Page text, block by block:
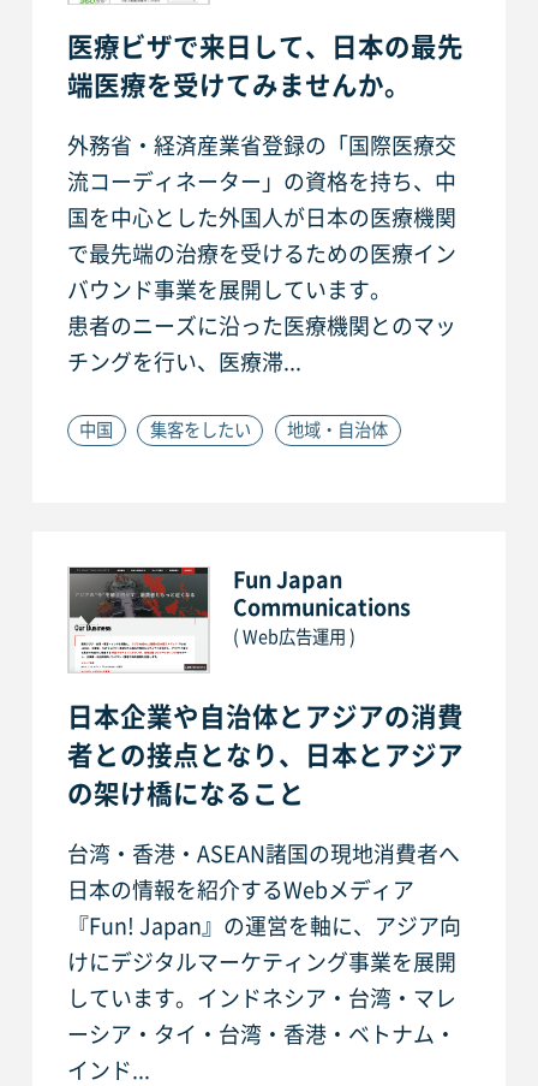
医療ビザで来日して、日本の最先
端医療を受けてみませんか。
外務省・経済産業省登録の「国際医療交
流コーディネーター」の資格を持ち、中
国を中心とした外国人が日本の医療機関
で最先端の治療を受けるための医療イン
バウンド事業を展開しています。
患者のニーズに沿った医療機関とのマッ
チングを行い、医療滞...
中国 集客をしたい 地域・自治体
Fun Japan
Communications
( Web広告運用 )
日本企業や自治体とアジアの消費
者との接点となり、日本とアジア
の架け橋になること
台湾・香港・ASEAN諸国の現地消費者へ
日本の情報を紹介するWebメディア
『Fun! Japan』の運営を軸に、アジア向
けにデジタルマーケティング事業を展開
しています。インドネシア・台湾・マレ
ーシア・タイ・台湾・香港・ベトナム・
インド...